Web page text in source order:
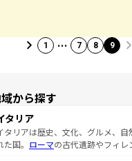
1 … 7 8 9
から探す
タリア
タリアは歴史、文化、グルメ、
た国。 ローマの古代遺跡やフィレ